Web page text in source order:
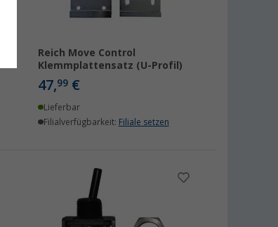
Reich Move Control
Klemmplattensatz (U-Profil)
47,99 €
Lieferbar
Filialverfügbarkeit: Filiale setzen